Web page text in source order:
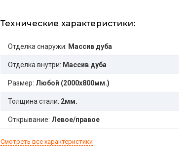
Технические характеристики:
Отделка снаружи: Массив дуба
Отделка внутри: Массив дуба
Размер: Любой (2000x800мм.)
Толщина стали: 2мм.
Открывание: Левое/правое
Смотреть все характеристики